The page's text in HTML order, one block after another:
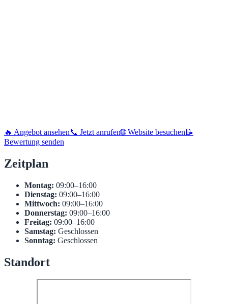
🔥 Angebot ansehen📞 Jetzt anrufen🌐 Website besuchen 📝
Bewertung senden
Zeitplan
Montag: 09:00–16:00
Dienstag: 09:00–16:00
Mittwoch: 09:00–16:00
Donnerstag: 09:00–16:00
Freitag: 09:00–16:00
Samstag: Geschlossen
Sonntag: Geschlossen
Standort